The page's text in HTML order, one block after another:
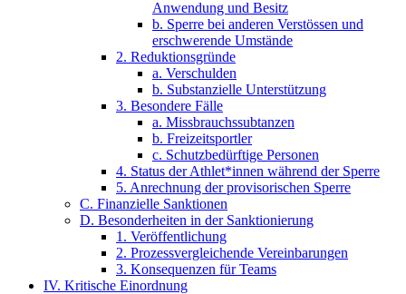
Anwendung und Besitz
b. Sperre bei anderen Verstössen und
erschwerende Umstände
2. Reduktionsgründe
a. Verschulden
b. Substanzielle Unterstützung
3. Besondere Fälle
a. Missbrauchssubtanzen
b. Freizeitsportler
c. Schutzbedürftige Personen
4. Status der Athlet*innen während der Sperre
5. Anrechnung der provisorischen Sperre
C. Finanzielle Sanktionen
D. Besonderheiten in der Sanktionierung
1. Veröffentlichung
2. Prozessvergleichende Vereinbarungen
3. Konsequenzen für Teams
IV. Kritische Einordnung